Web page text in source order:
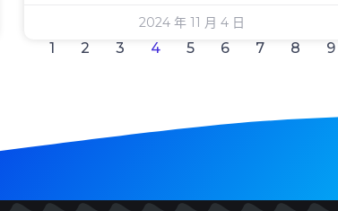
2024 年 11 月 4 日
1 2 3 4 5 6 7 8 9